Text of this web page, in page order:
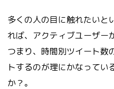
多くの人の目に触れたいと
れば、アクティブユーザー
つまり、時間別ツイート数
トするのが理にかなってい
か？。